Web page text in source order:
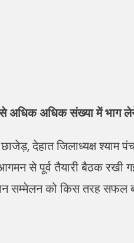
से अधिक अधिक संख्या में भाग
देहात जिलाध्यक्ष श्याम
से पूर्व तैयारी बैठक रखी
सम्मेलन को किस तरह सफल